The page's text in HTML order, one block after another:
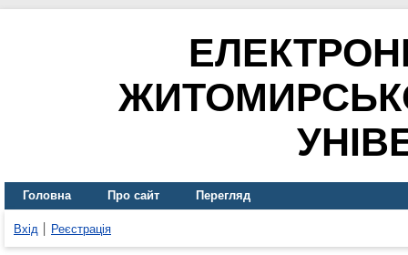
Головна Про сайт Перегляд
Вхід Реєстрація